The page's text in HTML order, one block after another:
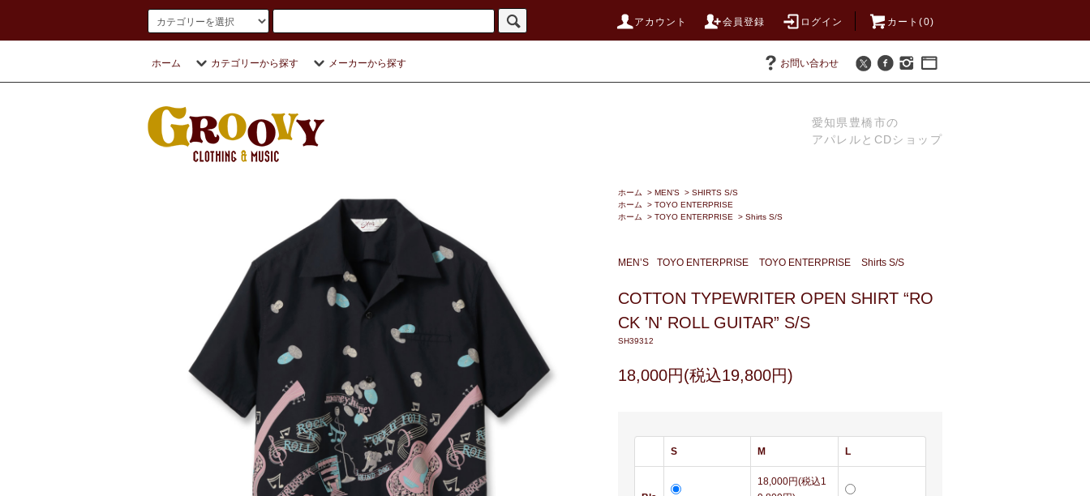
アカウント 会員登録 ログイン カート(0)
ホーム カテゴリーから探す メーカーから探す お問い合わせ
愛知県豊橋市の
アパレルとCDショップ
ホーム > MEN’S > SHIRTS S/S
ホーム
> TOYO ENTERPRISE
ホーム
> TOYO ENTERPRISE > Shirts S/S
MEN’S TOYO ENTERPRISE TOYO ENTERPRISE Shirts S/S
COTTON TYPEWRITER OPEN SHIRT “RO
CK 'N' ROLL GUITAR” S/S
SH39312
18,000円(税込19,800円)
S M L
18,000円(税込1